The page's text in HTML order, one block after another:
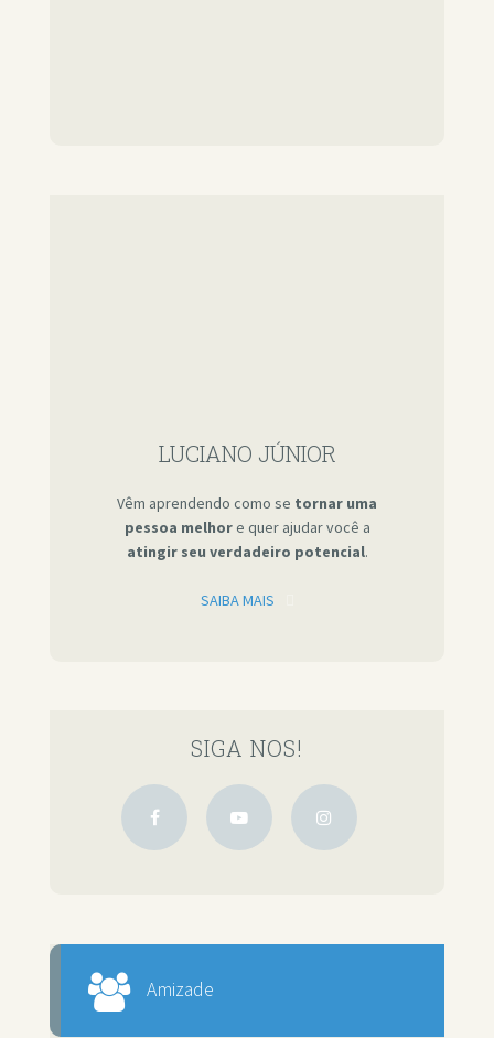
LUCIANO JÚNIOR
Vêm aprendendo como se tornar uma
pessoa melhore quer ajudar você a
atingir seu verdadeiro potencial.
SAIBA MAIS
SIGA NOS!
Amizade